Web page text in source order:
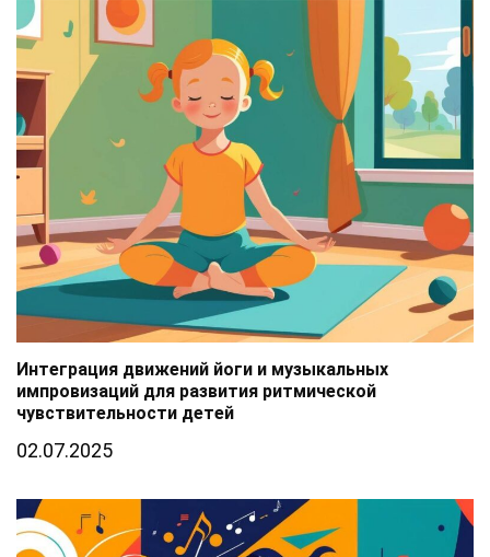
Интеграция движений йоги и музыкальных
импровизаций для развития ритмической
чувствительности детей
02.07.2025